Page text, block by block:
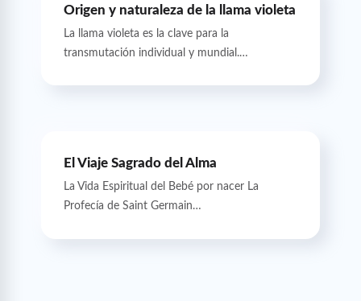
Origen y naturaleza de la llama violeta
La llama violeta es la clave para la
transmutación individual y mundial.…
El Viaje Sagrado del Alma
La Vida Espiritual del Bebé por nacer La
Profecía de Saint Germain…